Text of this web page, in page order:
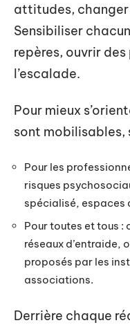
attitudes, changer
Sensibiliser
repères, ouvrir
l’escalade.
Pour mieux
sont mobilisables,
Pour les
risques
spécialisé, espaces
Pour toutes et tous
réseaux d’entraide,
proposés par les
associations.
Derrière chaque